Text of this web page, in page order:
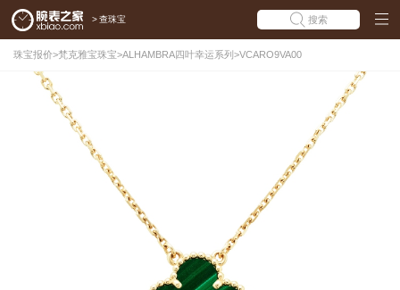
> 查珠宝 搜索
珠宝报价>梵克雅宝珠宝>ALHAMBRA四叶幸运系列 >VCARO9VA00